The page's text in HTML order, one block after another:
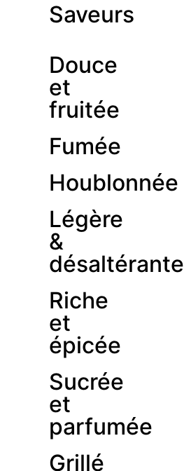
Saveurs
Douce
et
fruitée
Fumée
Houblonnée
Légère
&
désaltérante
Riche
et
épicée
Sucrée
et
parfumée
Grillé